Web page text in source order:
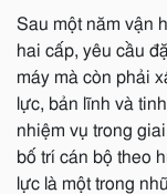
Sau một năm vận
hai cấp, yêu cầu
máy mà còn phải
lực, bản lĩnh và
nhiệm vụ trong
bố trí cán bộ theo
lực là một trong